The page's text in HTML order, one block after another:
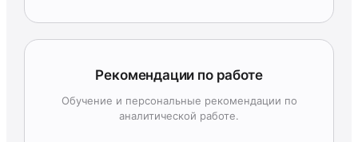
Рекомендации по работе
Обучение и персональные рекомендации по
аналитической работе.